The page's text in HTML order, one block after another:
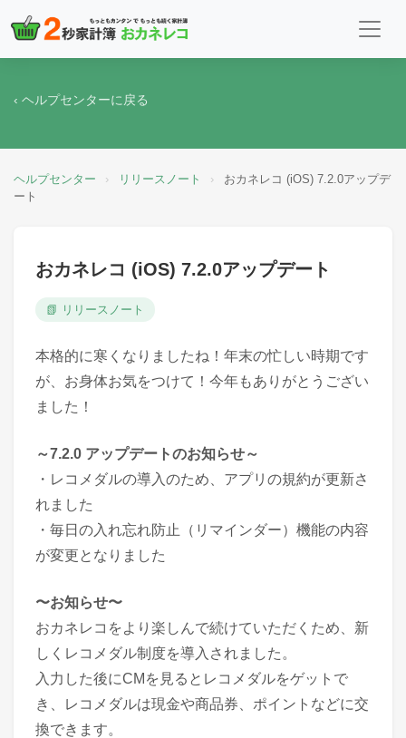
‹ ヘルプセンターに戻る
ヘルプセンター › リリースノート ›
おカネレコ (iOS) 7.2.0アップデ
ート
おカネレコ (iOS) 7.2.0アップデート
📗 リリースノート
本格的に寒くなりましたね！年末の忙しい時期です
が、お身体お気をつけて！今年もありがとうござい
ました！
～7.2.0 アップデートのお知らせ～
・レコメダルの導入のため、アプリの規約が更新さ
れました
・毎日の入れ忘れ防止（リマインダー）機能の内容
が変更となりました
〜お知らせ〜
おカネレコをより楽しんで続けていただくため、新
しくレコメダル制度を導入されました。
入力した後にCMを見るとレコメダルをゲットで
き、レコメダルは現金や商品券、ポイントなどに交
換できます。